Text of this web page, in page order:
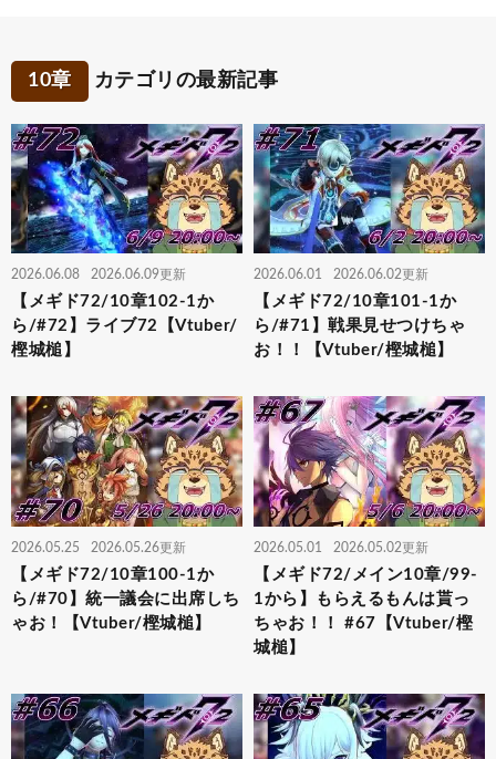
10章 カテゴリの最新記事
2026.06.08 2026.06.09更新
【メギド72/10章102-1か
ら/#72】ライブ72【Vtuber/
樫城槌】
2026.06.01 2026.06.02更新
【メギド72/10章101-1か
ら/#71】戦果見せつけちゃ
お！！【Vtuber/樫城槌】
2026.05.25 2026.05.26更新
【メギド72/10章100-1か
ら/#70】統一議会に出席しち
ゃお！【Vtuber/樫城槌】
2026.05.01 2026.05.02更新
【メギド72/メイン10章/99-
1から】もらえるもんは貰っ
ちゃお！！ #67【Vtuber/樫
城槌】